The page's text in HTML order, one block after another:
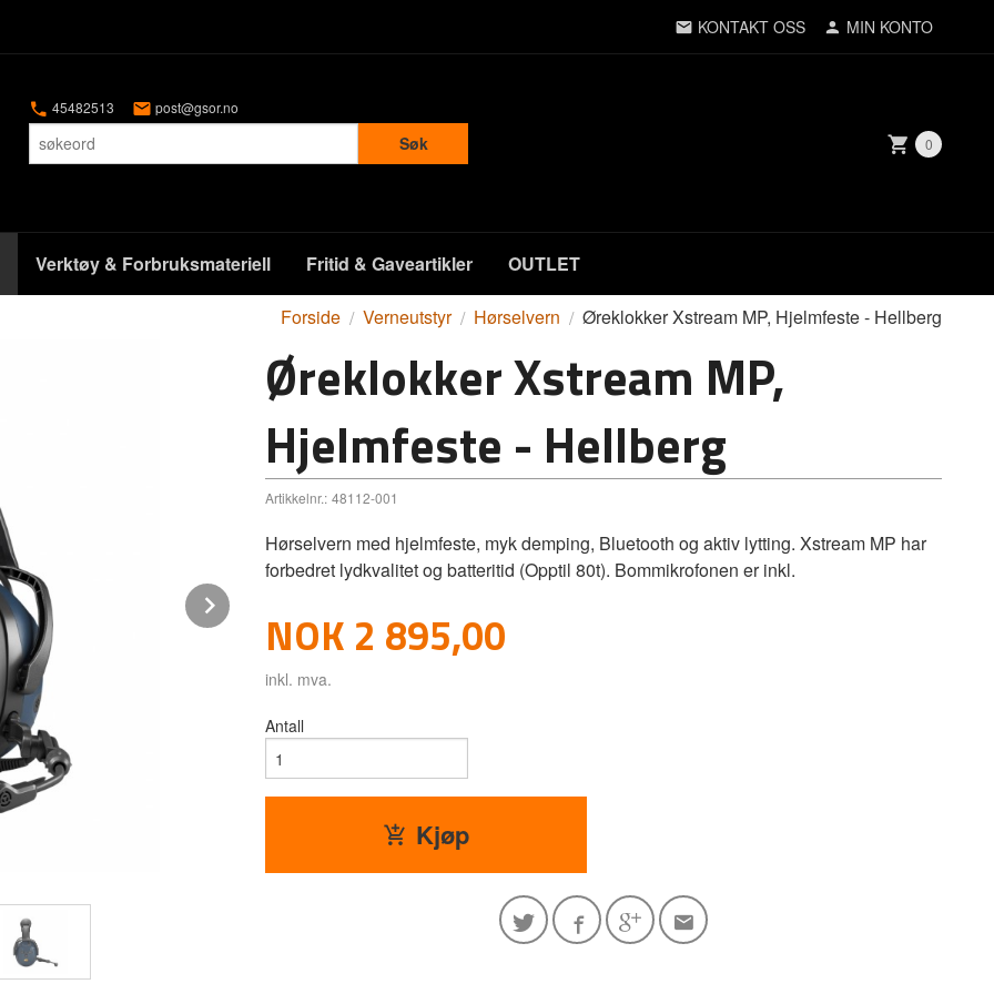
KONTAKT OSS MIN KONTO
45482513 post@gsor.no
Søk 0
Verktøy & Forbruksmateriell Fritid & Gaveartikler OUTLET
Forside Verneutstyr Hørselvern Øreklokker Xstream MP, Hjelmfeste - Hellberg
Øreklokker Xstream MP,
Hjelmfeste - Hellberg
Artikkelnr.: 48112-001
Hørselvern med hjelmfeste, myk demping, Bluetooth og aktiv lytting. Xstream MP har
forbedret lydkvalitet og batteritid (Opptil 80t). Bommikrofonen er inkl.
Pris
NOK 2 895,00
inkl. mva.
Antall
Kjøp